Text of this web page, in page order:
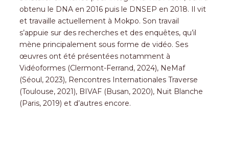
obtenu le DNA en 2016 puis le DNSEP en 2018. Il vit
et travaille actuellement à Mokpo. Son travail
s’appuie sur des recherches et des enquêtes, qu’il
mène principalement sous forme de vidéo. Ses
œuvres ont été présentées notamment à
Vidéoformes (Clermont-Ferrand, 2024), NeMaf
(Séoul, 2023), Rencontres Internationales Traverse
(Toulouse, 2021), BIVAF (Busan, 2020), Nuit Blanche
(Paris, 2019) et d’autres encore.